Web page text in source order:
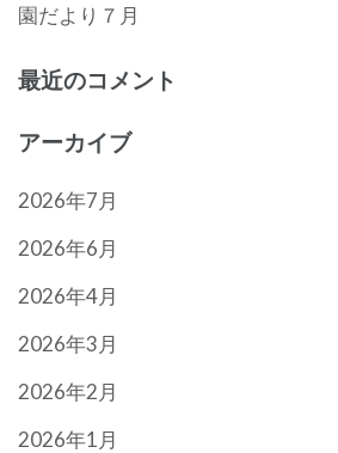
園だより７月
最近のコメント
アーカイブ
2026年7月
2026年6月
2026年4月
2026年3月
2026年2月
2026年1月